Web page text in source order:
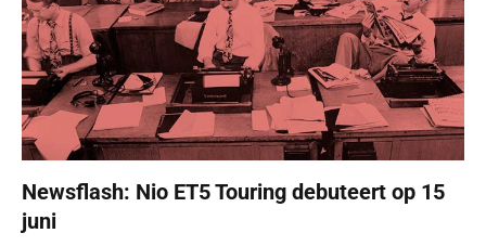
Newsflash: Nio ET5 Touring debuteert op 15
juni